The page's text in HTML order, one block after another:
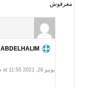
معرفوش
ABDELHALIM
يونيو 26, 2021 at 11:55 ص